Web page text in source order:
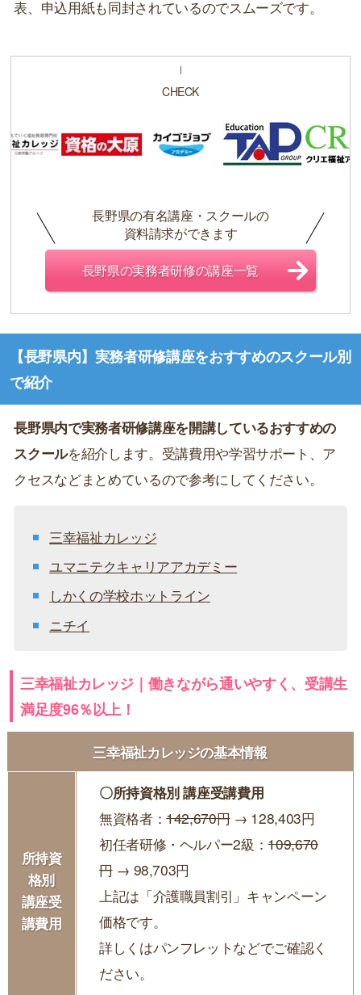
表、申込用紙も同封されているのでスムーズです。
CHECK
長野県の有名講座・スクールの
資料請求ができます
長野県の実務者研修の講座一覧
【長野県内】実務者研修講座をおすすめのスクール別
で紹介
長野県内で実務者研修講座を開講しているおすすめの
スクールを紹介します。受講費用や学習サポート、ア
クセスなどまとめているので参考にしてください。
三幸福祉カレッジ
ユマニテクキャリアアカデミー
しかくの学校ホットライン
ニチイ
三幸福祉カレッジ｜働きながら通いやすく、受講生
満足度96％以上！
三幸福祉カレッジの基本情報
所持資
格別
講座受
講費用
〇所持資格別 講座受講費用
無資格者：142,670円→ 128,403円
初任者研修・ヘルパー2級：109,670
円→ 98,703円
上記は「介護職員割引」キャンペーン
価格です。
詳しくはパンフレットなどでご確認く
ださい。